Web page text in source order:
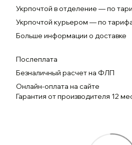
Укрпочтой в отделение — по
Укрпочтой курьером — по
Больше информации о доставке
Послеплата
Безналичный расчет на ФЛП
Онлайн-оплата на сайте
Гарантия от производителя 12